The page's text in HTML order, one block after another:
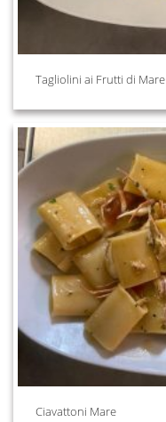
Tagliolini ai Frutti di Mare
Ciavattoni Mare